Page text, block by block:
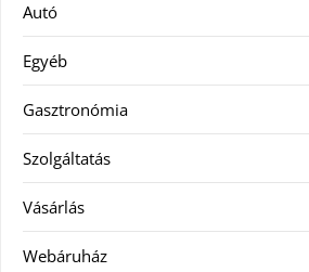
Autó
Egyéb
Gasztronómia
Szolgáltatás
Vásárlás
Webáruház